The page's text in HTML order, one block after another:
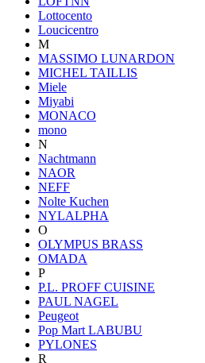
Lottocento
Loucicentro
M
MASSIMO LUNARDON
MICHEL TAILLIS
Miele
Miyabi
MONACO
mono
N
Nachtmann
NAOR
NEFF
Nolte Kuchen
NYLALPHA
O
OLYMPUS BRASS
OMADA
P
P.L. PROFF CUISINE
PAUL NAGEL
Peugeot
Pop Mart LABUBU
PYLONES
R